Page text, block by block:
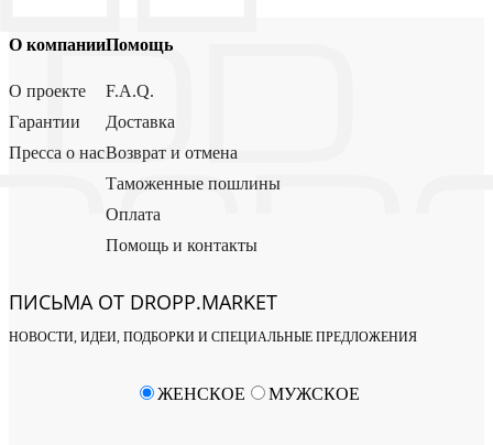
О компании
О проекте
Гарантии
Пресса о нас
Помощь
F.A.Q.
Доставка
Возврат и отмена
Таможенные пошлины
Оплата
Помощь и контакты
ПИСЬМА ОТ DROPP.MARKET
НОВОСТИ, ИДЕИ, ПОДБОРКИ И СПЕЦИАЛЬНЫЕ ПРЕДЛОЖЕНИЯ
ЖЕНСКОЕ МУЖСКОЕ